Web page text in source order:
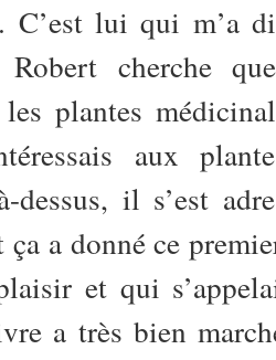
C’est lui qui m’a
cherche
plantes
aux
dessus, il s’est
a donné ce
et qui
a très bien